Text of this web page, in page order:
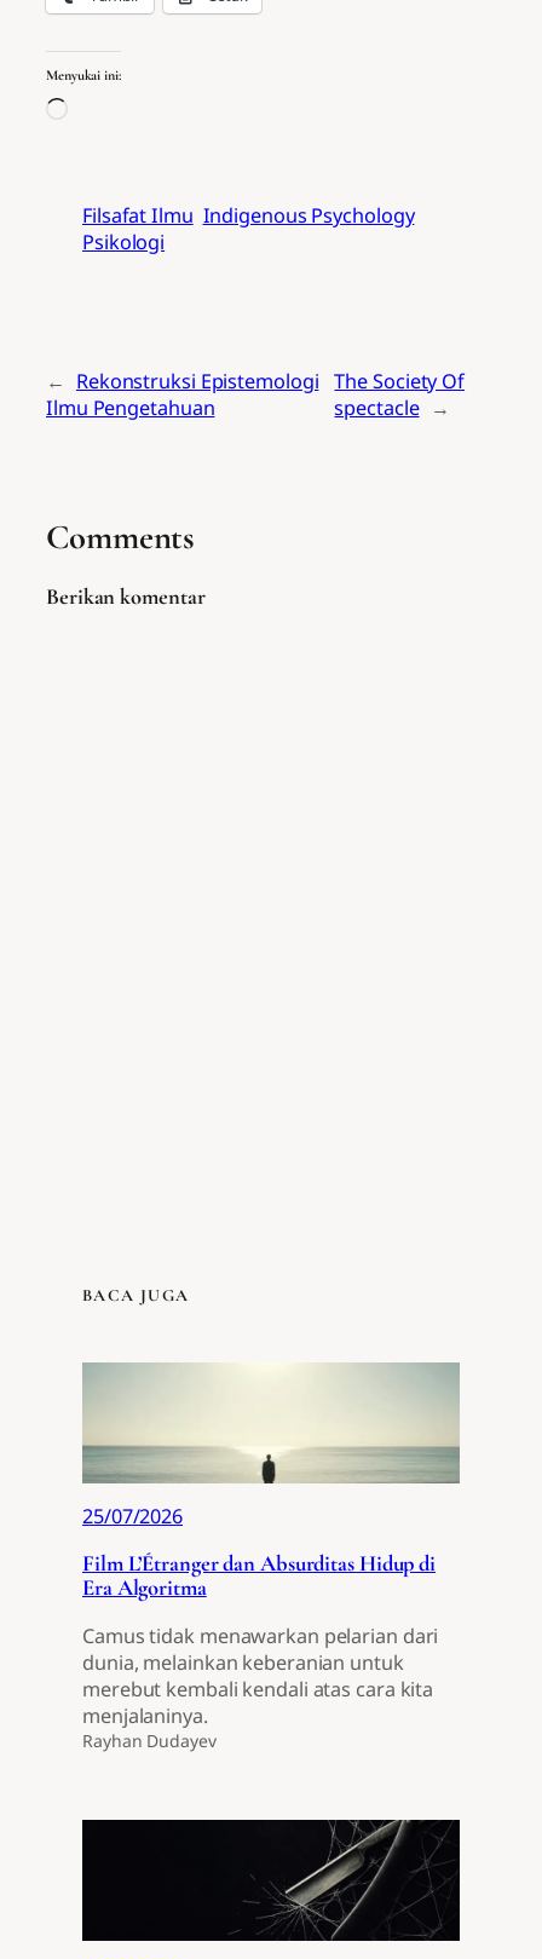
Menyukai ini:
Memuat…
Filsafat Ilmu Indigenous Psychology
Psikologi
← Rekonstruksi Epistemologi
Ilmu Pengetahuan
The Society Of
spectacle →
Comments
Berikan komentar
BACA JUGA
25/07/2026
Film L’Étranger dan Absurditas Hidup di
Era Algoritma
Camus tidak menawarkan pelarian dari
dunia, melainkan keberanian untuk
merebut kembali kendali atas cara kita
menjalaninya.
Rayhan Dudayev